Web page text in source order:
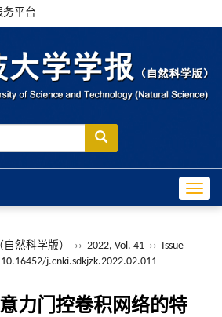
务平台
然科学版） ›› 2022, Vol. 41 ›› Issue
10.16452/j.cnki.sdkjzk.2022.02.011
力门控卷积网络的特